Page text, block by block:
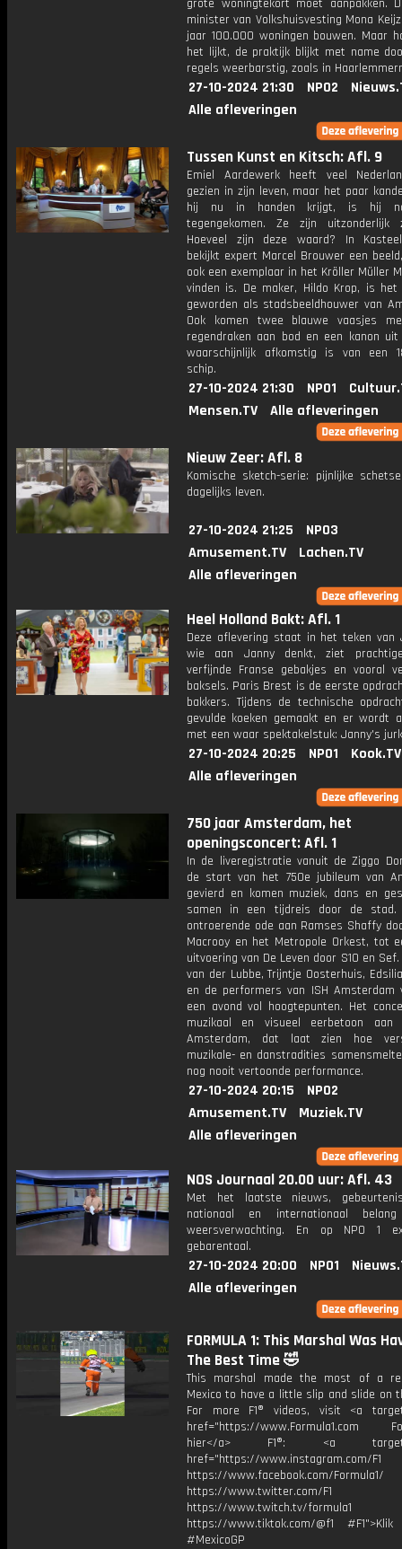
grote woningtekort moet aanpakken.
minister van Volkshuisvesting Mona
jaar 100.000 woningen bouwen. Maar
het lijkt, de praktijk blijkt met name
regels weerbarstig, zoals in
27-10-2024 21:30 NPO2
Alle afleveringen
Tussen Kunst en Kitsch: Afl. 9
Emiel Aardewerk heeft veel
gezien in zijn leven, maar het paar
hij nu in handen krijgt, is hij
tegengekomen. Ze zijn uitzonderlijk
Hoeveel zijn deze waard? In
bekijkt expert Marcel Brouwer een
ook een exemplaar in het Kröller Müller
vinden is. De maker, Hildo Krop, is het
geworden als stadsbeeldhouwer van
Ook komen twee blauwe vaasjes
regendraken aan bod en een kanon
waarschijnlijk afkomstig is van een
schip.
27-10-2024 21:30 NPO1
Mensen.TV
Alle afleveringen
Nieuw Zeer: Afl. 8
Komische sketch-serie: pijnlijke
dagelijks leven.
27-10-2024 21:25
NPO3
Amusement.TV
Lachen.TV
Alle afleveringen
Heel Holland Bakt: Afl. 1
Deze aflevering staat in het teken van
wie aan Janny denkt, ziet
verfijnde Franse gebakjes en vooral
baksels. Paris Brest is de eerste
bakkers. Tijdens de technische
gevulde koeken gemaakt en er wordt
met een waar spektakelstuk: Janny's
27-10-2024 20:25 NPO1
Kook.TV
Alle afleveringen
750 jaar Amsterdam, het
openingsconcert: Afl. 1
In de liveregistratie vanuit de Ziggo
de start van het 750e jubileum van
gevierd en komen muziek, dans en
samen in een tijdreis door de stad.
ontroerende ode aan Ramses Shaffy
Macrooy en het Metropole Orkest, tot
uitvoering van De Leven door S10 en Sef.
van der Lubbe, Trijntje Oosterhuis,
en de performers van ISH Amsterdam
een avond vol hoogtepunten. Het
muzikaal en visueel eerbetoon aan
Amsterdam, dat laat zien hoe
muzikale- en danstradities
nog nooit vertoonde performance.
27-10-2024 20:15
NPO2
Amusement.TV
Muziek.TV
Alle afleveringen
NOS Journaal 20.00 uur: Afl. 43
Met het laatste nieuws,
nationaal en internationaal
weersverwachting. En op NPO 1
gebarentaal.
27-10-2024 20:00 NPO1
Alle afleveringen
FORMULA 1: This Marshal Was
The Best Time 🤣
This marshal made the most of a
Mexico to have a little slip and slide on
For more F1® videos, visit <a
href="https://www.Formula1.com
hier</a> F1®: <a
href="https://www.instagram.com/F1
https://www.facebook.com/Formula1/
https://www.twitter.com/F1
https://www.twitch.tv/formula1
https://www.tiktok.com/@f1
#MexicoGP